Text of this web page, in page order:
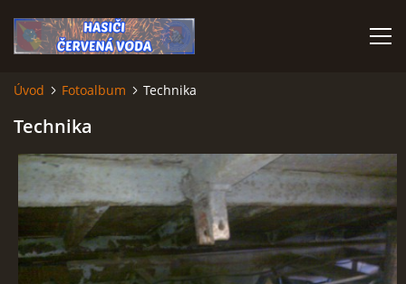
VÝJEZDOVÁ JEDNOTKA
VÝJEZDY V ROCE 2026
KONTAKTY
Úvod Fotoalbum Technika
Technika